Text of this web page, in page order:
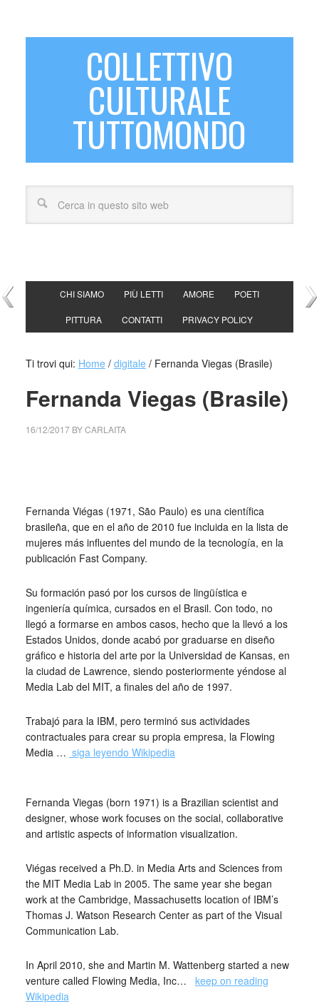
COLLETTIVO
CULTURALE
TUTTOMONDO
CHI SIAMO PIÙ LETTI AMORE POETI
PITTURA CONTATTI PRIVACY POLICY
Ti trovi qui: Home / digitale /Fernanda Viegas (Brasile)
Fernanda Viegas (Brasile)
16/12/2017BYCARLAITA
Fernanda Viégas (1971, São Paulo) es una científica
brasileña, que en el año de 2010 fue incluida en la lista de
mujeres más influentes del mundo de la tecnología, en la
publicación Fast Company.
Su formación pasó por los cursos de lingüística e
ingeniería química, cursados en el Brasil. Con todo, no
llegó a formarse en ambos casos, hecho que la llevó a los
Estados Unidos, donde acabó por graduarse en diseño
gráfico e historia del arte por la Universidad de Kansas, en
la ciudad de Lawrence, siendo posteriormente yéndose al
Media Lab del MIT, a finales del año de 1997.
Trabajó para la IBM, pero terminó sus actividades
contractuales para crear su propia empresa, la Flowing
Media … siga leyendo Wikipedia
Fernanda Viegas (born 1971) is a Brazilian scientist and
designer, whose work focuses on the social, collaborative
and artistic aspects of information visualization.
Viégas received a Ph.D. in Media Arts and Sciences from
the MIT Media Lab in 2005. The same year she began
work at the Cambridge, Massachusetts location of IBM’s
Thomas J. Watson Research Center as part of the Visual
Communication Lab.
In April 2010, she and Martin M. Wattenberg started a new
venture called Flowing Media, Inc… keep on reading
Wikipedia